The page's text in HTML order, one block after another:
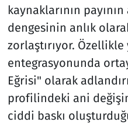
kaynaklarının
dengesinin anlık
zorlaştırıyor.
entegrasyonunda
Eğrisi" olarak
profilindeki ani
ciddi baskı